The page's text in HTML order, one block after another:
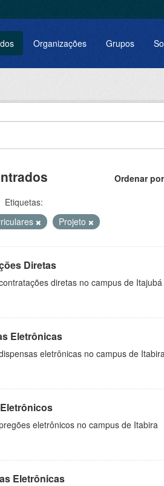
Organizações Grupos
Ordenar por
Etiquetas:
Projeto
Diretas
diretas no campus de Itajubá
Eletrônicas
eletrônicas no campus de
eletrônicos no campus de Itabira
Eletrônicas